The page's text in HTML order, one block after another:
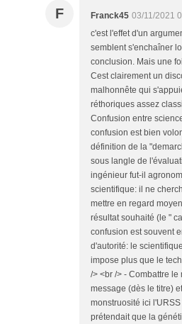
F Franck45 03/11/2021
c'est l'effet d'un
semblent s'enchaîner
conclusion. Mais une
Cest clairement un
malhonnête qui
réthoriques assez
Confusion entre
confusion est bien
définition de la
sous langle de
ingénieur fut-il
scientifique: il ne
mettre en regard
résultat souhaité (le "
confusion est souvent
d'autorité: le
impose plus que le
/> <br /> - Combattre
message (dès le titre)
monstruosité ici
prétendait que la